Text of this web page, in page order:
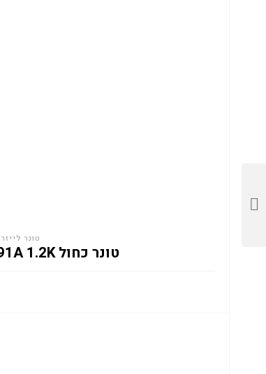
טונר לייזר HP
טונר כחול HP 219A W2191A 1.2K